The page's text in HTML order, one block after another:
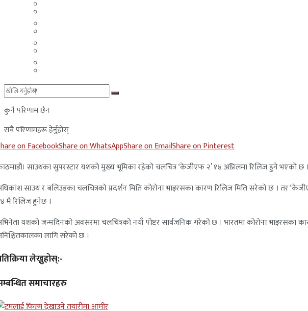
कुनै परिणाम छैन
सबै परिणामहरू हेर्नुहोस्
on FacebookShare on WhatsAppShare on EmailShare on Pinterest
साउथका सुपरस्टार यशको मुख्य भूमिका रहेको चलचित्र ‘केजीएफ २’ १४ अप्रिलमा रिलिज हुने भएको छ ।
साउथ र बलिउडका चलचित्रको प्रदर्शन मिति कोरोना भाइरसका कारण रिलिज मिति सरेको छ । तर
मै रिलिज हुनेछ ।
यशको जन्मदिनको अवसरमा चलचित्रको नयाँ पोष्टर सार्वजनिक गरेको छ । भारतमा कोरोना भाइरसका
लागि सरेको छ ।
लेख्नुहोस्:-
समाचारहरु